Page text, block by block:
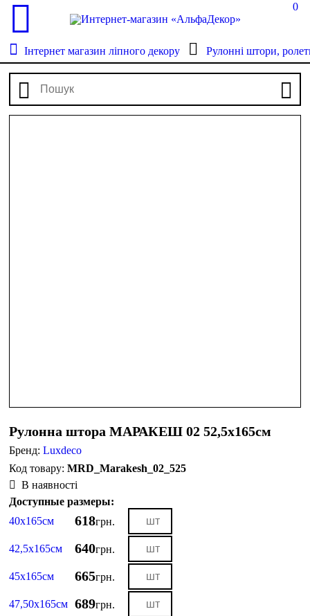
0
Інтернет магазин ліпного декору Рулонні штори,
Рулонна штора МАРАКЕШ 02 52,5х165см
Бренд:Luxdeco
MRD_Marakesh_02_525
В наявності
Доступные размеры:
40х165см
618грн.
42,5х165см 640грн.
45х165см 665грн.
47,50х165см 689грн.